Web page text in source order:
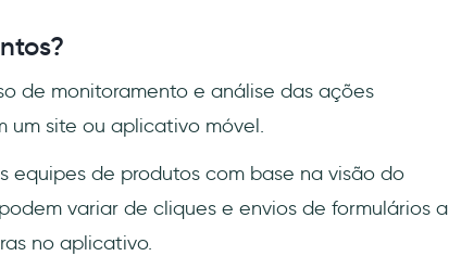
de monitoramento e análise das ações
um site ou aplicativo móvel.
equipes de produtos com base na visão do
variar de cliques e envios de formulários a
no aplicativo.